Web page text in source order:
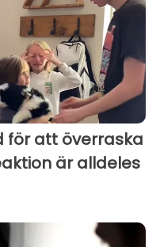
för att överraska
är alldeles